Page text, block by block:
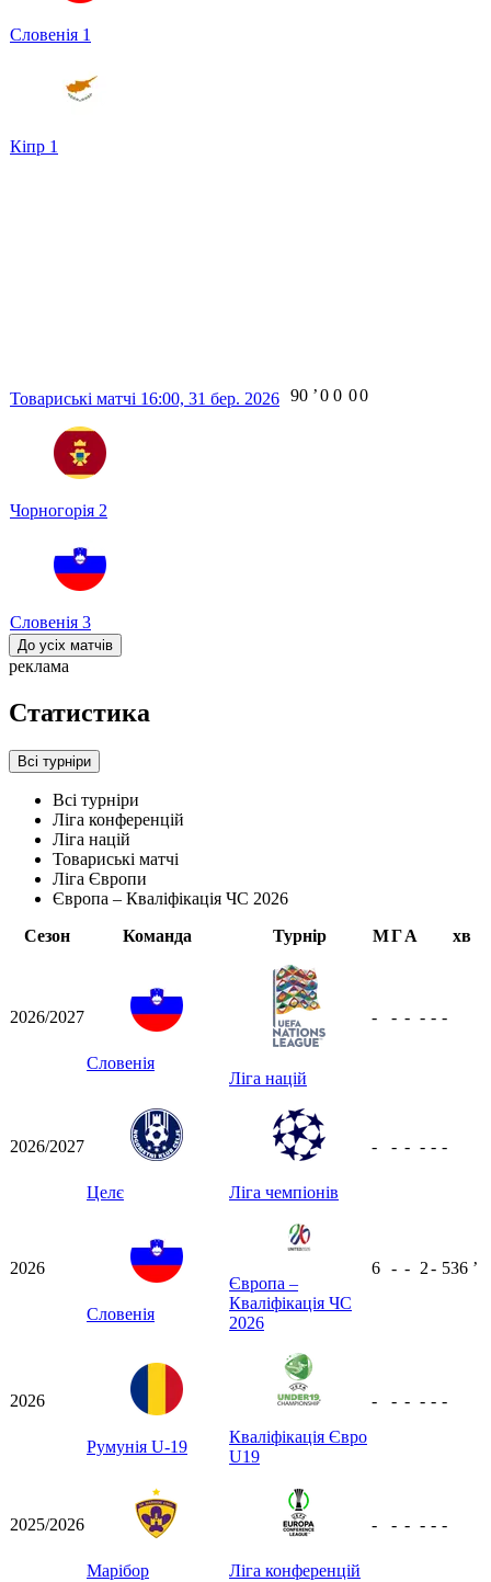
Словенія 1
Кіпр 1
Товариські матчі 16:00, 31 бер. 2026
Чорногорія 2
Словенія 3
90 ʼ0 0 00
До усіх матчів
реклама
Статистика
Всі турніри
Всі турніри
Ліга конференцій
Ліга націй
Товариські матчі
Ліга Європи
Європа – Кваліфікація ЧС 2026
Сезон
Команда Турнір МГА хв
2026/2027
Словенія
Ліга націй
- - - - - -
2026/2027
Целє Ліга чемпіонів
- - - - - -
2026
Словенія
Європа –
Кваліфікація ЧС
2026
6 - - 2- 536 ʼ
2026
Румунія U-19
Кваліфікація Євро
U19
- - - - - -
2025/2026
Марібор Ліга конференцій
- - - - - -